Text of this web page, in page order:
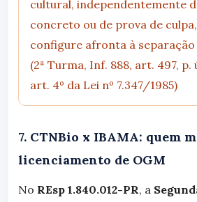
cultural, independentemente
concreto ou de prova de
configure afronta à separação
(2ª Turma, Inf. 888, art. 497, p.
art. 4º da Lei nº 7.347/1985)
7. CTNBio x IBAMA: quem
licenciamento de OGM
No REsp 1.840.012-PR, a